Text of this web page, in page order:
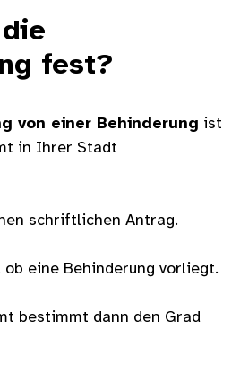
fest?
von einer Behinderung ist
in Ihrer Stadt
schriftlichen Antrag.
eine Behinderung vorliegt.
bestimmt dann den Grad